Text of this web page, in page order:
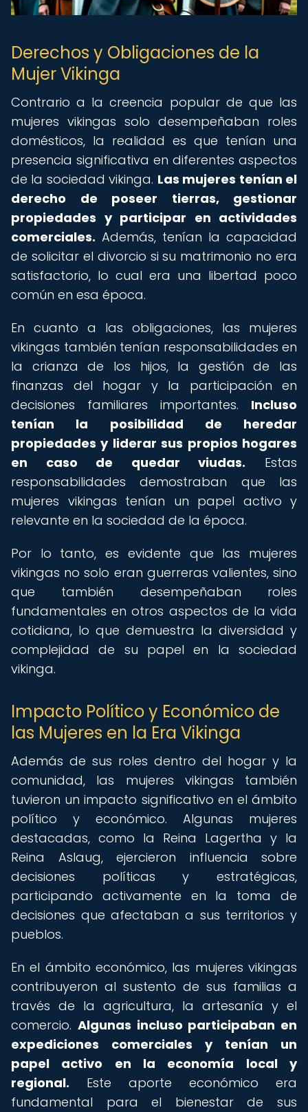
Derechos y Obligaciones de la
Mujer Vikinga
Contrario a la creencia popular de que las
mujeres vikingas solo desempeñaban roles
domésticos, la realidad es que tenían una
presencia significativa en diferentes aspectos
de la sociedad vikinga. Las mujeres tenían el
derecho de poseer tierras, gestionar
propiedades y participar en actividades
comerciales. Además, tenían la capacidad
de solicitar el divorcio si su matrimonio no era
satisfactorio, lo cual era una libertad poco
común en esa época.
En cuanto a las obligaciones, las mujeres
vikingas también tenían responsabilidades en
la crianza de los hijos, la gestión de las
finanzas del hogar y la participación en
decisiones familiares importantes. Incluso
tenían la posibilidad de heredar
propiedades y liderar sus propios hogares
en caso de quedar viudas. Estas
responsabilidades demostraban que las
mujeres vikingas tenían un papel activo y
relevante en la sociedad de la época.
Por lo tanto, es evidente que las mujeres
vikingas no solo eran guerreras valientes, sino
que también desempeñaban roles
fundamentales en otros aspectos de la vida
cotidiana, lo que demuestra la diversidad y
complejidad de su papel en la sociedad
vikinga.
Impacto Político y Económico de
las Mujeres en la Era Vikinga
Además de sus roles dentro del hogar y la
comunidad, las mujeres vikingas también
tuvieron un impacto significativo en el ámbito
político y económico. Algunas mujeres
destacadas, como la Reina Lagertha y la
Reina Aslaug, ejercieron influencia sobre
decisiones políticas y estratégicas,
participando activamente en la toma de
decisiones que afectaban a sus territorios y
pueblos.
En el ámbito económico, las mujeres vikingas
contribuyeron al sustento de sus familias a
través de la agricultura, la artesanía y el
comercio. Algunas incluso participaban en
expediciones comerciales y tenían un
papel activo en la economía local y
regional. Este aporte económico era
fundamental para el bienestar de sus